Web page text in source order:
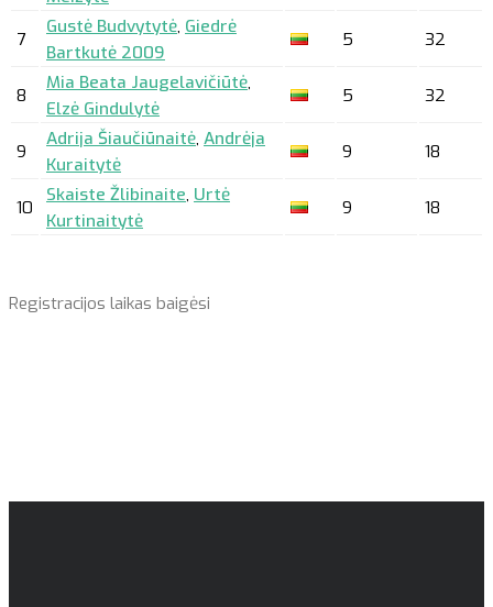
7
Gustė Budvytytė, Giedrė
Bartkutė 2009
5 32
8
Mia Beata Jaugelavičiūtė,
Elzė Gindulytė
5 32
9
Adrija Šiaučiūnaitė, Andrėja
Kuraitytė
9 18
10
Skaiste Žlibinaite, Urtė
Kurtinaitytė
9 18
Registracijos laikas baigėsi